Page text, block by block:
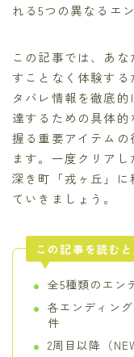
れる5つの異なるエ
この記事では、あ
すことなく体験す
タバレ情報を徹底
達するための具体
握る重要アイテム
ます。一度クリア
深き町「戎ヶ丘」
ていきましょう。
この記事を読む
全5種類のエン
各エンディン
件
2周目以降（